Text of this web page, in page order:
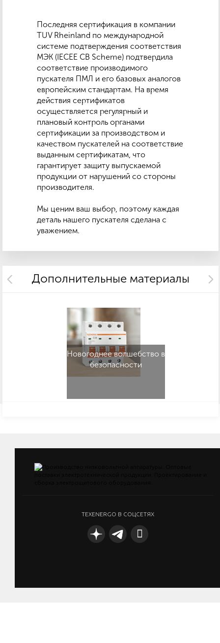
Последняя сертификация в компании
ТUV Rheinland по международной
системе подтверждения соответствия
МЭК (IECEE CB Scheme) подтвердила
соответствие производимого
пускателя ПМЛ и его базовых аналогов
европейским стандартам. На время
действия сертификатов
осуществляется регулярный и
плановый контроль органами
сертификации за производством и
качеством пускателей на соответствие
выданным сертификатам, что
гарантирует защиту выпускаемой
продукции от нарушений со стороны
производителя.
Мы ценим ваш выбор, поэтому каждая
деталь нашего пускателя сделана с
уважением.
Дополнительные материалы
Новогоднее волшебство в
безопасности
TEXENERGO В СОЦСЕТЯХ